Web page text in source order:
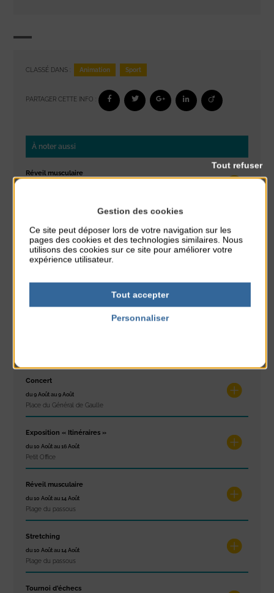
CLASSÉ DANS : Animation Sport
PARTAGER CETTE INFO :
À noter aussi
Réveil musculaire
Stretching
du 3 Août au 7 Août
Plage du passous
Concert
du 9 Août au 9 Août
Place du Général de Gaulle
Exposition « Itinéraires »
du 10 Août au 16 Août
Petit Office
Réveil musculaire
du 10 Août au 14 Août
Plage du passous
Stretching
du 10 Août au 14 Août
Plage du passous
Tournoi d’échecs
Gestion des cookies
Ce site peut déposer lors de votre navigation sur les
pages des cookies et des technologies similaires. Nous
utilisons des cookies sur ce site pour améliorer votre
expérience utilisateur.
Tout accepter
Tout refuser
Personnaliser